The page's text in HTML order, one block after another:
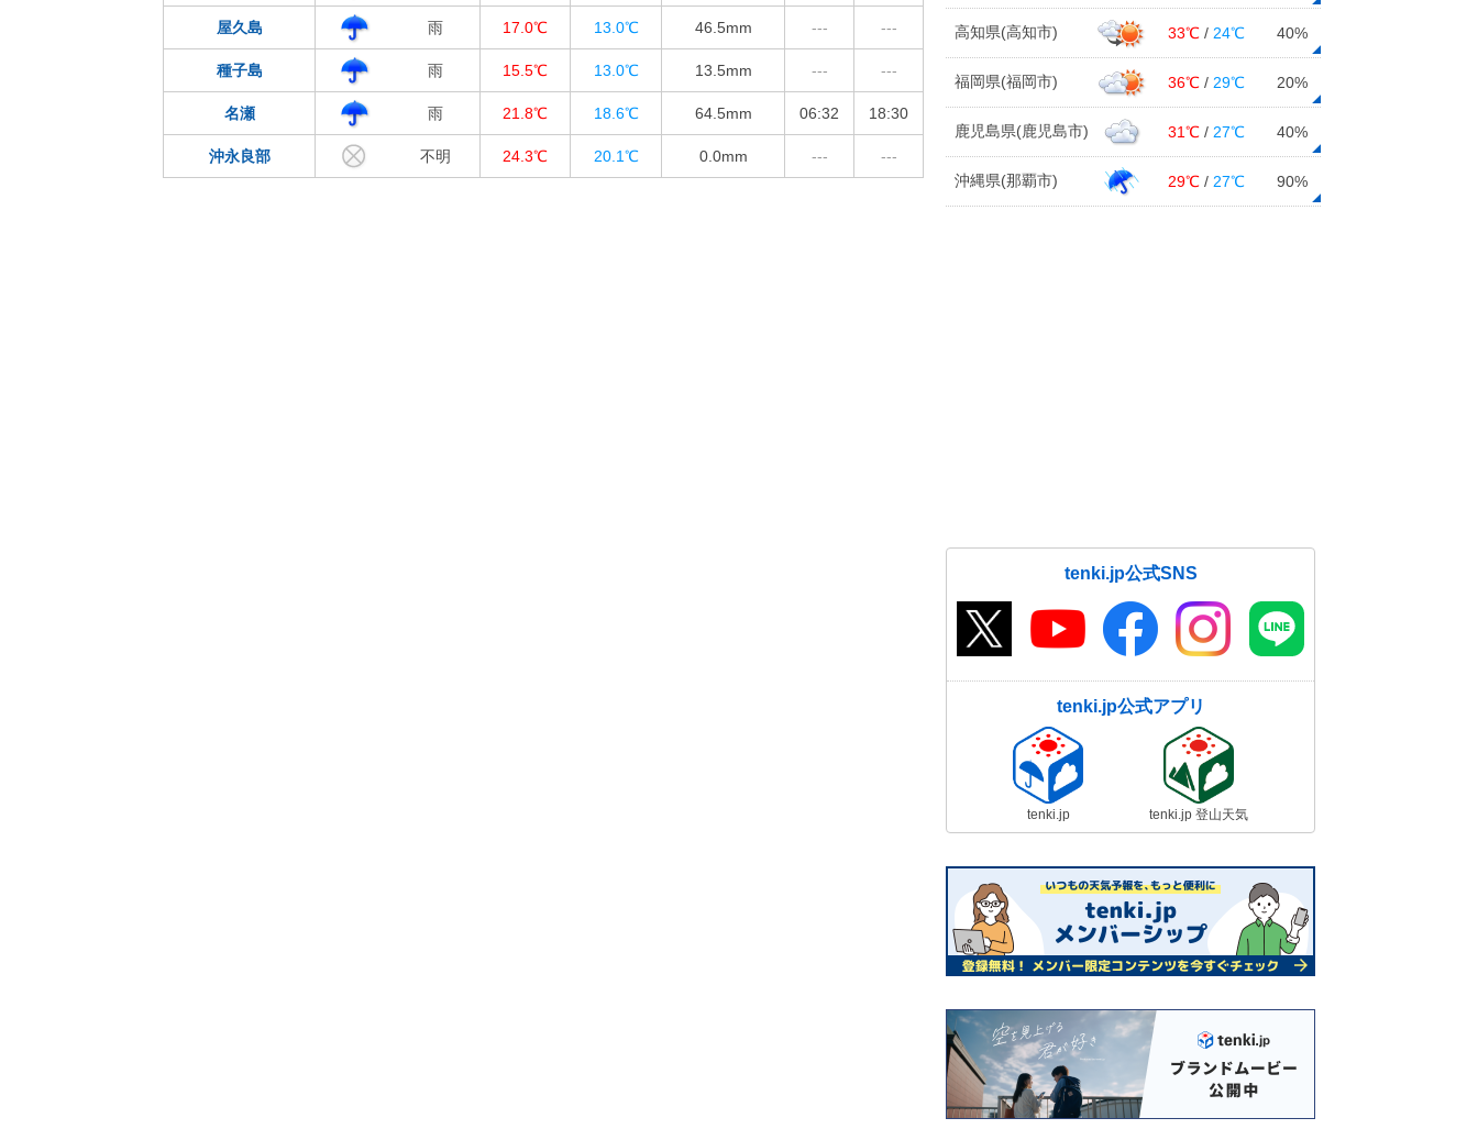
屋久島 雨 17.0℃ 13.0℃ 46.5mm --- ---
種子島 雨 15.5℃ 13.0℃ 13.5mm --- ---
名瀬 雨 21.8℃ 18.6℃ 64.5mm 06:32 18:30
沖永良部 不明 24.3℃ 20.1℃ 0.0mm --- ---
高知県(高知市) 33℃ / 24℃ 40%
福岡県(福岡市) 36℃ / 29℃ 20%
鹿児島県(鹿児島市) 31℃ / 27℃ 40%
沖縄県(那覇市) 29℃ / 27℃ 90%
tenki.jp公式SNS
tenki.jp公式アプリ
tenki.jp tenki.jp 登山天気